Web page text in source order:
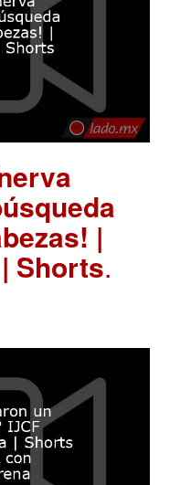
|
Shorts.